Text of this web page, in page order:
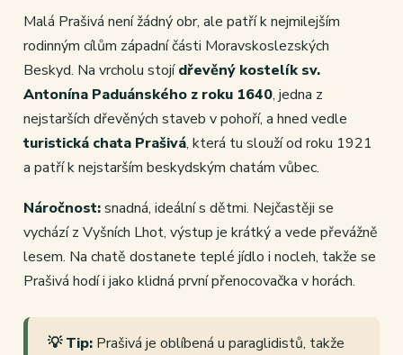
Malá Prašivá není žádný obr, ale patří k nejmilejším
rodinným cílům západní části Moravskoslezských
Beskyd. Na vrcholu stojídřevěný kostelík sv.
Antonína Paduánského z roku 1640, jedna z
nejstarších dřevěných staveb v pohoří, a hned vedle
turistická chata Prašivá, která tu slouží od roku 1921
a patří k nejstarším beskydským chatám vůbec.
Náročnost:snadná, ideální s dětmi. Nejčastěji se
vychází z Vyšních Lhot, výstup je krátký a vede převážně
lesem. Na chatě dostanete teplé jídlo i nocleh, takže se
Prašivá hodí i jako klidná první přenocovačka v horách.
💡 Tip: Prašivá je oblíbená u paraglidistů, takže